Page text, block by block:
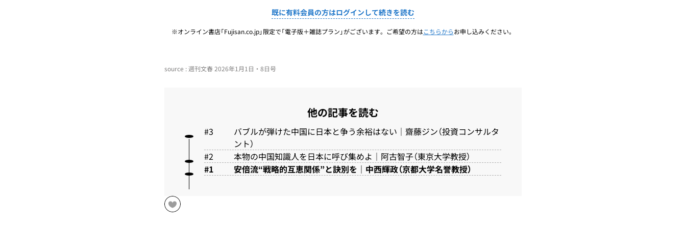
既に有料会員の方はログインして続きを読む
※オンライン書店「Fujisan.co.jp」限定で「電子版＋雑誌プラン」がございます。ご希望の方はこちらからお申し込みください。
source : 週刊文春 2026年1月1日・8日号
他の記事を読む
バブルが弾けた中国に日本と争う余裕はない｜齋藤ジン（投資コンサルタ
ント）
本物の中国知識人を日本に呼び集めよ｜阿古智子（東京大学教授）
安倍流“戦略的互恵関係”と訣別を｜中西輝政（京都大学名誉教授）